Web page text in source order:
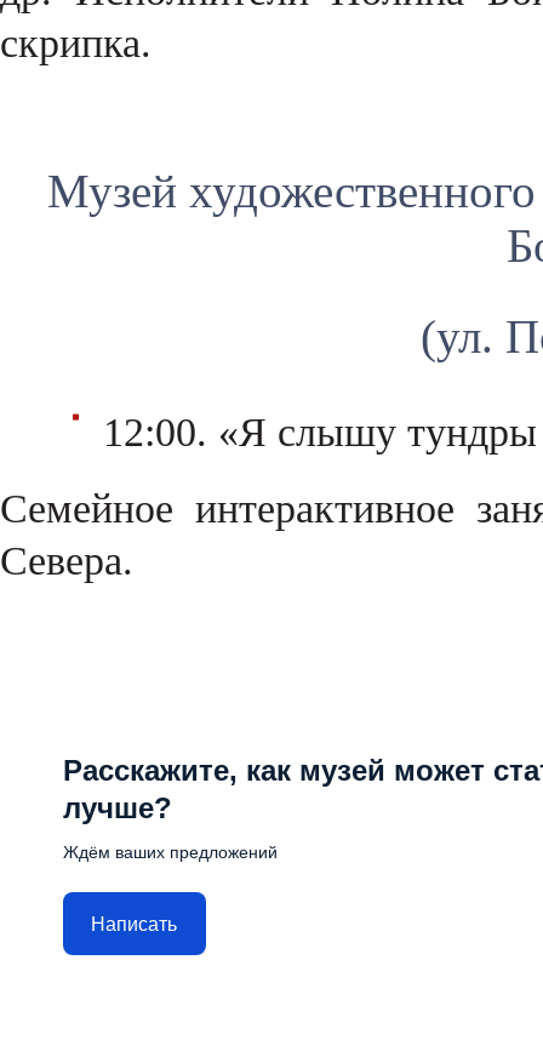
скрипка.
Музей
(ул.
12:00. «Я слышу
Семейное интерактивное
Севера.
Расскажите, как музей может
лучше?
Ждём ваших предложений
Написать